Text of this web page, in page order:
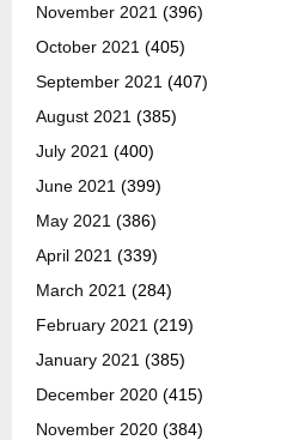
November 2021 (396)
October 2021 (405)
September 2021 (407)
August 2021 (385)
July 2021 (400)
June 2021 (399)
May 2021 (386)
April 2021 (339)
March 2021 (284)
February 2021 (219)
January 2021 (385)
December 2020 (415)
November 2020 (384)